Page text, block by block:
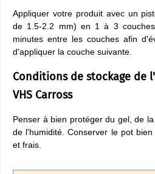
Appliquer votre produit avec un
de 1.5-2.2 mm) en 1 à 3
minutes entre les couches afin
d'appliquer la couche suivante.
Conditions de stockage de
VHS Carross
Penser à bien protéger du gel, de
de l'humidité. Conserver le pot
et frais.